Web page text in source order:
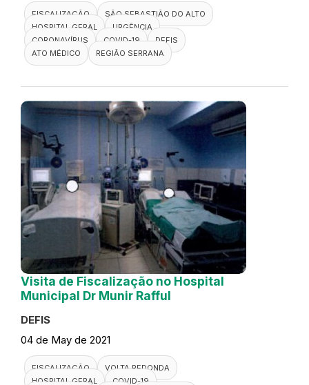
FISCALIZAÇÃO
SÃO SEBASTIÃO DO ALTO
HOSPITAL GERAL
URGÊNCIA
CORONAVÍRUS
COVID-19
DEFIS
ATO MÉDICO
REGIÃO SERRANA
Visita de Fiscalização no Hospital
Municipal Dr Munir Rafful
DEFIS
04 de May de 2021
FISCALIZAÇÃO
VOLTA REDONDA
HOSPITAL GERAL
COVID-19